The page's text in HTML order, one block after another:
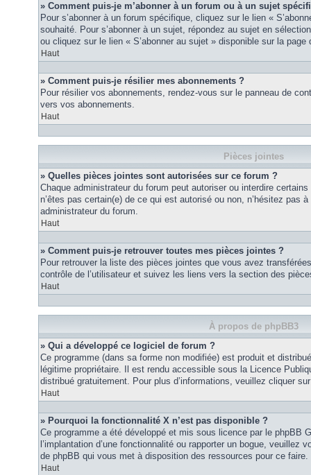
» Comment puis-je m’abonner à un forum ou à un sujet
Pour s’abonner à un forum spécifique, cliquez sur le lien «
souhaité. Pour s’abonner à un sujet, répondez au sujet en
ou cliquez sur le lien « S’abonner au sujet » disponible sur la page
Haut
» Comment puis-je résilier mes abonnements ?
Pour résilier vos abonnements, rendez-vous sur le panneau de
vers vos abonnements.
Haut
Pièces jointes
» Quelles pièces jointes sont autorisées sur ce forum ?
Chaque administrateur du forum peut autoriser ou interdire
n’êtes pas certain(e) de ce qui est autorisé ou non, n’hésitez pas
administrateur du forum.
Haut
» Comment puis-je retrouver toutes mes pièces jointes ?
Pour retrouver la liste des pièces jointes que vous avez
contrôle de l’utilisateur et suivez les liens vers la section des
Haut
À propos de phpBB3
» Qui a développé ce logiciel de forum ?
Ce programme (dans sa forme non modifiée) est produit et
légitime propriétaire. Il est rendu accessible sous la Licence
distribué gratuitement. Pour plus d’informations, veuillez cliquer
Haut
» Pourquoi la fonctionnalité X n’est pas disponible ?
Ce programme a été développé et mis sous licence par le phpBB
l’implantation d’une fonctionnalité ou rapporter un bogue, veuillez
de phpBB qui vous met à disposition des ressources pour ce faire.
Haut